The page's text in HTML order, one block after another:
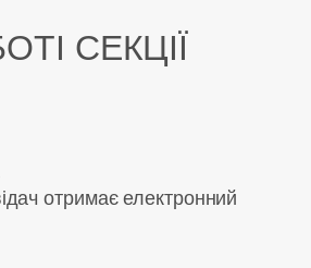
СЕКЦІЇ
отримає електронний